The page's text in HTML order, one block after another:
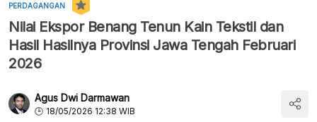
PERDAGANGAN
Nilai Ekspor Benang Tenun Kain Tekstil dan
Hasil Hasilnya Provinsi Jawa Tengah Februari
2026
Agus Dwi Darmawan
18/05/2026 12:38 WIB